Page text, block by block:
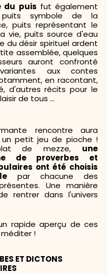
du puis fut également
symbole de la
puits représentant le
vie, puits source d'eau
du désir spirituel ardent
assemblée, quelques
auront confronté
aux contes
en racontant,
d'autres récits pour le
de tous ...
rencontre aura
petit jeu de pioche !
de mezze, une
de proverbes et
ont été choisis
par chacune des
Une manière
rentrer dans l'univers
rapide aperçu de ces
!
ET DICTONS